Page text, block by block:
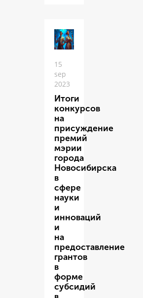
15
sep
2023
Итоги
конкурсов
на
присуждение
премий
мэрии
города
Новосибирска
в
сфере
науки
и
инноваций
и
на
предоставление
грантов
в
форме
субсидий